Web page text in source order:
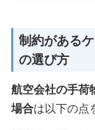
制約がある
の選び方
航空会社の手荷
場合は以下の点